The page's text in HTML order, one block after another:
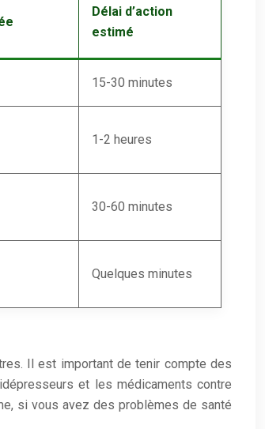
Délai d’action
estimé
15-30 minutes
1-2 heures
30-60 minutes
Quelques minutes
Il est important de tenir compte des
et les médicaments contre
si vous avez des problèmes de santé